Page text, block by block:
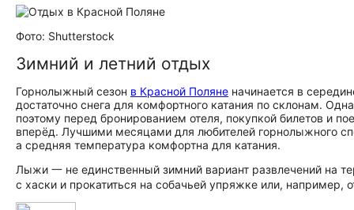
Фото: Shutterstock
Зимний и летний отдых
Горнолыжный сезон в Красной Поляне начинается в
достаточно снега для комфортного катания по склонам.
поэтому перед бронированием отеля, покупкой билетов и
вперёд. Лучшими месяцами для любителей горнолыжного
а средняя температура комфортна для катания.
Лыжи 一 не единственный зимний вариант развлечений на
с хаски и прокатиться на собачьей упряжке или,